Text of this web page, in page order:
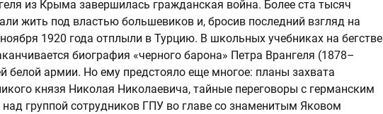
из Крыма завершилась гражданская война. Более ста тысяч
жить под властью большевиков и, бросив последний взгляд на
1920 года отплыли в Турцию. В школьных учебниках на бегстве
биография «черного барона» Петра Врангеля (1878–
белой армии. Но ему предстояло еще многое: планы захвата
князя Николая Николаевича, тайные переговоры с германским
над группой сотрудников ГПУ во главе со знаменитым Яковом